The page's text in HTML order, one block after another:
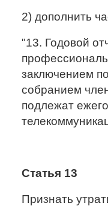
2) дополнить
"13. Годовой
заключением
собранием
подлежат
Статья 13
Признать